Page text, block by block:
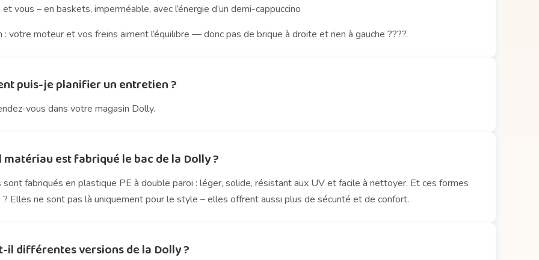
et vous – en baskets, imperméable, avec l’énergie d’un demi-cappuccino
votre moteur et vos freins aiment l’équilibre — donc pas de brique à droite et rien à gauche ????.
puis-je planifier un entretien ?
vous dans votre magasin Dolly.
matériau est fabriqué le bac de la Dolly ?
sont fabriqués en plastique PE à double paroi : léger, solide, résistant aux UV et facile à nettoyer. Et ces formes
? Elles ne sont pas là uniquement pour le style – elles offrent aussi plus de sécurité et de confort.
il différentes versions de la Dolly ?